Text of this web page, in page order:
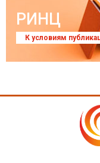
РИНЦ
К условиям